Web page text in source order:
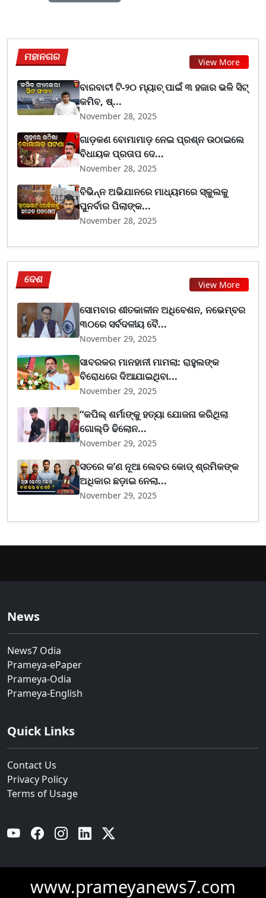
ମହାନଗର View More
ବାରବାଟୀ ଟି-୨୦ ମ୍ୟାଚ୍ ପାଇଁ ୩ ହଜାର ଭଳି ସିଟ୍
କମିବ, ଷ୍...
November 28, 2025
ଗାଡ଼କଣ ବୋମାମାଡ଼ ନେଇ ପ୍ରଶ୍ନ ଉଠାଇଲେ
ବିଧାୟକ ପ୍ରତାପ ଦେ...
November 28, 2025
ବିଭିନ୍ନ ଅଭିଯାନରେ ମାଧ୍ୟମରେ ସ୍କୁଲକୁ
ପୁନର୍ବାର ପିଲାଙ୍କ...
November 28, 2025
ଦେଶ View More
ସୋମବାର ଶୀତକାଳୀନ ଅଧିବେଶନ, ନଭେମ୍ବର
୩୦ରେ ସର୍ବଦଳୀୟ ବୈ...
November 29, 2025
ସାବରକର ମାନହାନୀ ମାମଲା: ରାହୁଲଙ୍କ
ବିରୋଧରେ ଦିଆଯାଇଥିବା...
November 29, 2025
“କପିଲ୍ ଶର୍ମାଙ୍କୁ ହତ୍ୟା ଯୋଜନା କରିଥିଲା
ଗୋଲ୍ଡି ଢିଲୋନ...
November 29, 2025
ସତରେ କ’ଣ ନୂଆ ଲେବର କୋଡ୍‌ ଶ୍ରମିକଙ୍କ
ଅଧିକାର ଛଡ଼ାଇ ନେଲା...
November 29, 2025
News
News7 Odia
Prameya-ePaper
Prameya-Odia
Prameya-English
Quick Links
Contact Us
Privacy Policy
Terms of Usage
YouTube Facebook Instagram Linkedin
www.prameyanews7.com